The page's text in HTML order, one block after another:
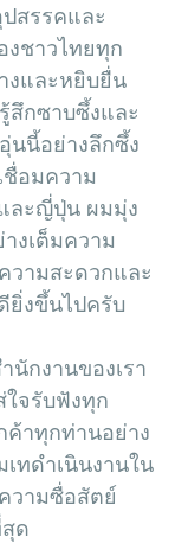
สรรคและ
ชาวไทยทุก
งและหยิบยื่น
สึกซาบซึ้งและ
นนี้อย่างลึกซึ้ง
ชื่อมความ
ละญี่ปุ่น ผมมุ่ง
งเต็มความ
วามสะดวกและ
ยิ่งขึ้นไปครับ
นักงานของเรา
ใจรับฟังทุก
ค้าทุกท่านอย่าง
ทดำเนินงานใน
วามซื่อสัตย์
ด